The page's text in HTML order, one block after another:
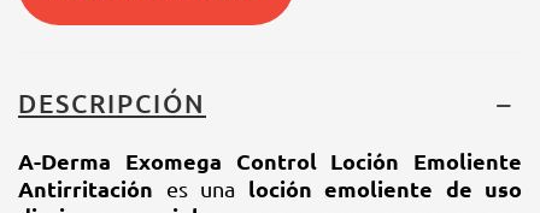
DESCRIPCIÓN
A-Derma Exomega Control Loción Emoliente
Antirritación es una loción emoliente de uso